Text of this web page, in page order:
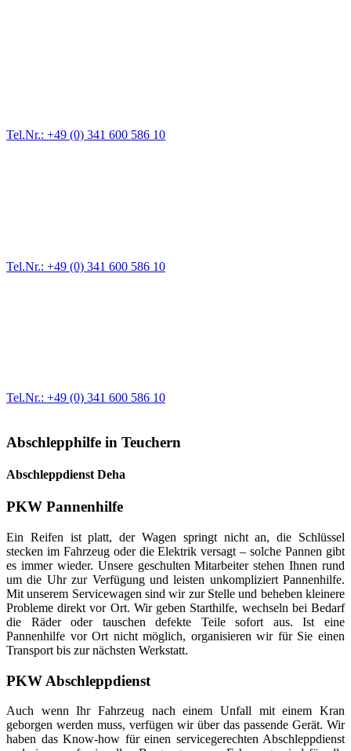
Tel.Nr.: +49 (0) 341 600 586 10
Tel.Nr.: +49 (0) 341 600 586 10
Tel.Nr.: +49 (0) 341 600 586 10
Abschlepphilfe in Teuchern
Abschleppdienst Deha
PKW Pannenhilfe
Ein Reifen ist platt, der Wagen springt nicht an, die Schlüssel
stecken im Fahrzeug oder die Elektrik versagt – solche Pannen gibt
es immer wieder. Unsere geschulten Mitarbeiter stehen Ihnen rund
um die Uhr zur Verfügung und leisten unkompliziert Pannenhilfe.
Mit unserem Servicewagen sind wir zur Stelle und beheben kleinere
Probleme direkt vor Ort. Wir geben Starthilfe, wechseln bei Bedarf
die Räder oder tauschen defekte Teile sofort aus. Ist eine
Pannenhilfe vor Ort nicht möglich, organisieren wir für Sie einen
Transport bis zur nächsten Werkstatt.
PKW Abschleppdienst
Auch wenn Ihr Fahrzeug nach einem Unfall mit einem Kran
geborgen werden muss, verfügen wir über das passende Gerät. Wir
haben das Know-how für einen servicegerechten Abschleppdienst